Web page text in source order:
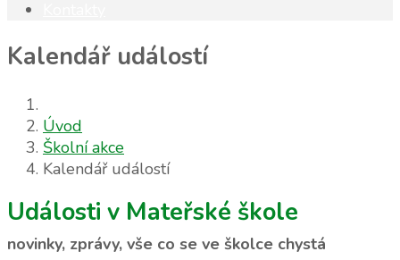
Kalendář událostí
Úvod
Školní akce
Kalendář událostí
Události v Mateřské škole
novinky, zprávy, vše co se ve školce chystá